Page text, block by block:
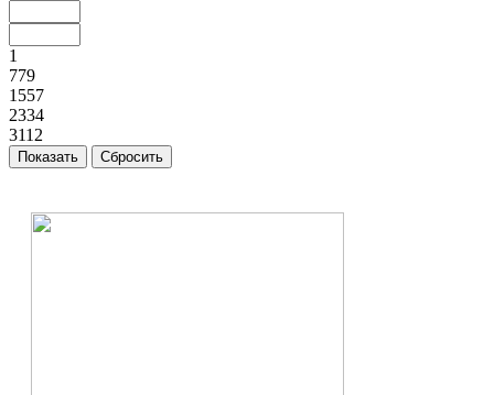
1
779
1557
2334
3112